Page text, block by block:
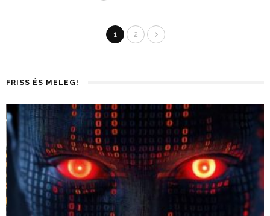
1 2
FRISS ÉS MELEG!